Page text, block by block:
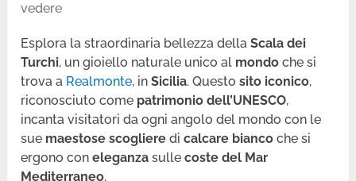
vedere
Esplora la straordinaria bellezza della Scala dei
Turchi, un gioiello naturale unico al mondoche si
trova a Realmonte, inSicilia. Questosito iconico,
riconosciuto come patrimonio dell’UNESCO,
incanta visitatori da ogni angolo del mondo con le
sue maestose scoglieredicalcare bianco che si
ergono coneleganzasullecoste del Mar
Mediterraneo.